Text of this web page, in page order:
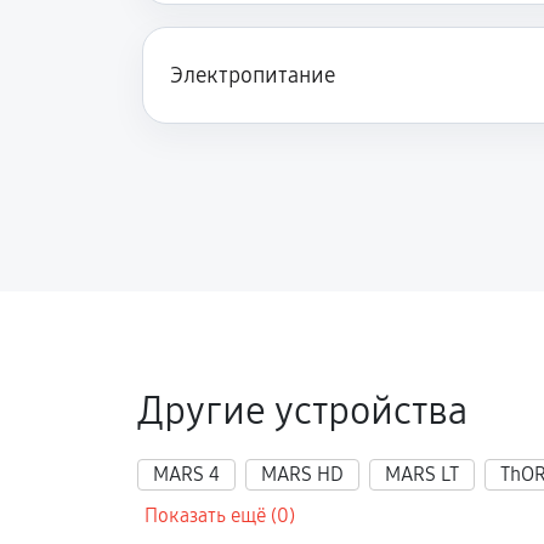
Полностью отсутствует
Видна только половина
Электропитание
Другие устройства
MARS 4 MARS HD MARS LT
Показать ещё (0)